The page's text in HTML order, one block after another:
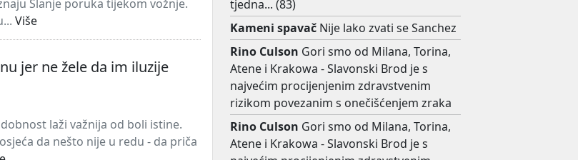
Slanje poruka tijekom vožnje.
Više
jer ne žele da im iluzije
laži važnija od boli istine.
da nešto nije u redu - da priča
tjedna... (83)
Kameni spavač Nije lako zvati se Sanchez
Rino Culson Gori smo od Milana, Torina,
Atene i Krakowa - Slavonski Brod je s
najvećim procijenjenim zdravstvenim
rizikom povezanim s onečišćenjem zraka
Rino Culson Gori smo od Milana, Torina,
Atene i Krakowa - Slavonski Brod je s